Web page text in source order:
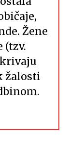
Žene
(tzv.
žalosti